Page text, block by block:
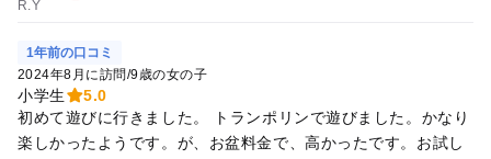
1年前の口コミ
2024年8月に訪問/9歳の女の子
小学生
5.0
初めて遊びに行きました。 トランポリンで遊びました。かなり
楽しかったようです。が、お盆料金で、高かったです。お試し